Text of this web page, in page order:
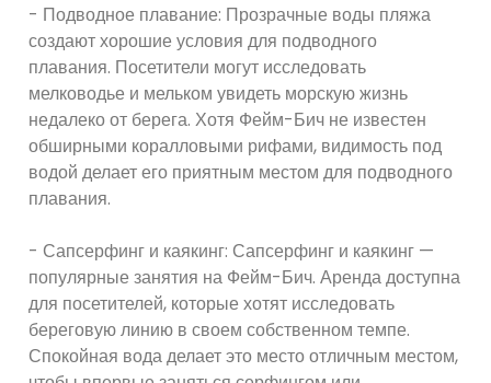
- Подводное плавание: Прозрачные воды пляжа
создают хорошие условия для подводного
плавания. Посетители могут исследовать
мелководье и мельком увидеть морскую жизнь
недалеко от берега. Хотя Фейм-Бич не известен
обширными коралловыми рифами, видимость под
водой делает его приятным местом для подводного
плавания.
- Сапсерфинг и каякинг: Сапсерфинг и каякинг —
популярные занятия на Фейм-Бич. Аренда доступна
для посетителей, которые хотят исследовать
береговую линию в своем собственном темпе.
Спокойная вода делает это место отличным местом,